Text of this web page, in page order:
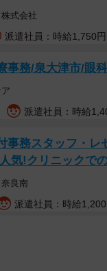
重要な商談中とい
ました。しかし店
Aさんですが、モ
可でスマートフォ
の北村真一さんに
無断使用したら罪
断で使用すると、
は財物とみなす」
式会社
派遣社員：時給1,750円
事務/泉大津市/眼
派遣社員：時給
事務スタッフ・
気!クリニックで
良南
派遣社員：時給